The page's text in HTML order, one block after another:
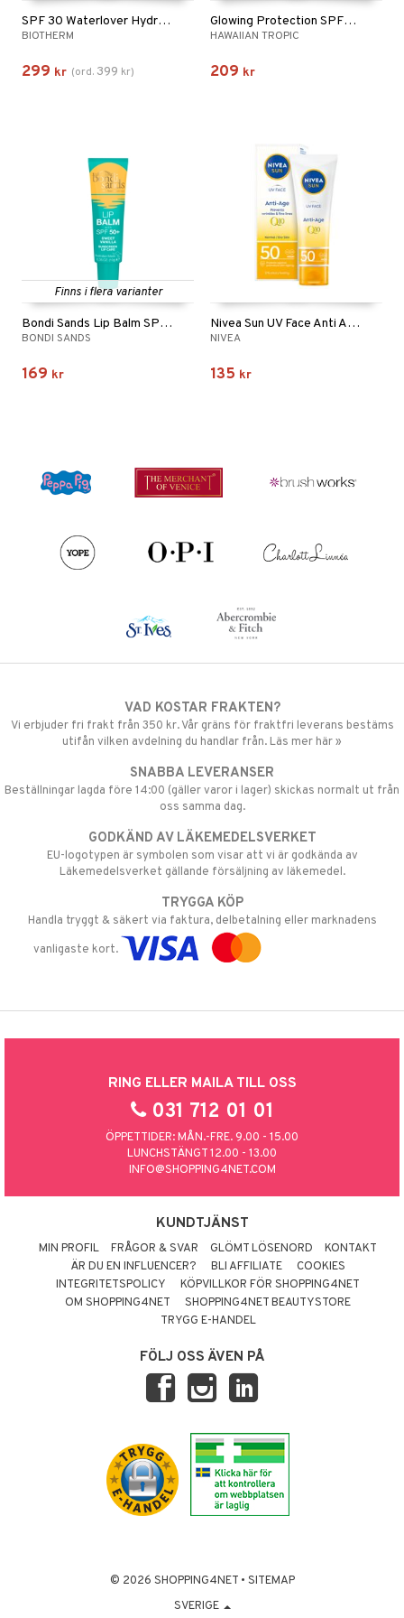
SPF 30 Waterlover Hydrating Sun Milk
BIOTHERM
299 kr (ord. 399 kr)
Glowing Protection SPF50 Face Cream
HAWAIIAN TROPIC
209 kr
Finns i flera varianter
Bondi Sands Lip Balm SPF 50+
BONDI SANDS
169 kr
Nivea Sun UV Face Anti Age Q10 Cream Spf 50
NIVEA
135 kr
VAD KOSTAR FRAKTEN?
Vi erbjuder fri frakt från 350 kr. Vår gräns för fraktfri leverans bestäms
utifån vilken avdelning du handlar från. Läs mer här »
SNABBA LEVERANSER
Beställningar lagda före 14:00 (gäller varor i lager) skickas normalt ut från
oss samma dag.
GODKÄND AV LÄKEMEDELSVERKET
EU-logotypen är symbolen som visar att vi är godkända av
Läkemedelsverket gällande försäljning av läkemedel.
TRYGGA KÖP
Handla tryggt & säkert via faktura, delbetalning eller marknadens
vanligaste kort.
RING ELLER MAILA TILL OSS
031 712 01 01
ÖPPETTIDER: MÅN.-FRE. 9.00 - 15.00
LUNCHSTÄNGT 12.00 - 13.00
INFO@SHOPPING4NET.COM
KUNDTJÄNST
MIN PROFIL FRÅGOR & SVAR GLÖMT LÖSENORD
KONTAKT
ÄR DU EN INFLUENCER?
BLI AFFILIATE
COOKIES
INTEGRITETSPOLICY
KÖPVILLKOR FÖR SHOPPING4NET
OM SHOPPING4NET
SHOPPING4NET BEAUTYSTORE
TRYGG E-HANDEL
FÖLJ OSS ÄVEN PÅ
© 2026 SHOPPING4NET • SITEMAP
SVERIGE